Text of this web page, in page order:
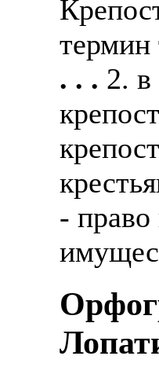
термин
. . . 2. в
-